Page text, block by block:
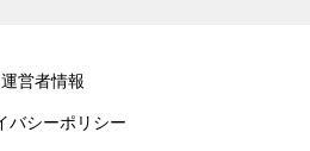
運営者情報
バシーポリシー